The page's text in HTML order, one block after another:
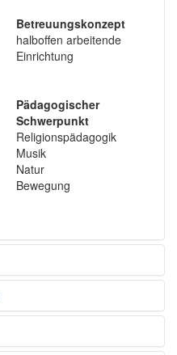
Betreuungskonzept
halboffen arbeitende
Einrichtung
Pädagogischer
Schwerpunkt
Religionspädagogik
Musik
Natur
Bewegung